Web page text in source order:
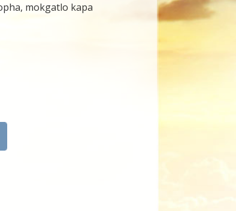
mokgatlo kapa